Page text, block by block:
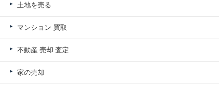
土地を売る
マンション 買取
不動産 売却 査定
家の売却